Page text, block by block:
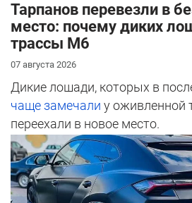
Тарпанов перевезли в
место: почему диких
трассы М6
07 августа 2026
Дикие лошади, которых в
чаще замечали у оживленной
переехали в новое место.